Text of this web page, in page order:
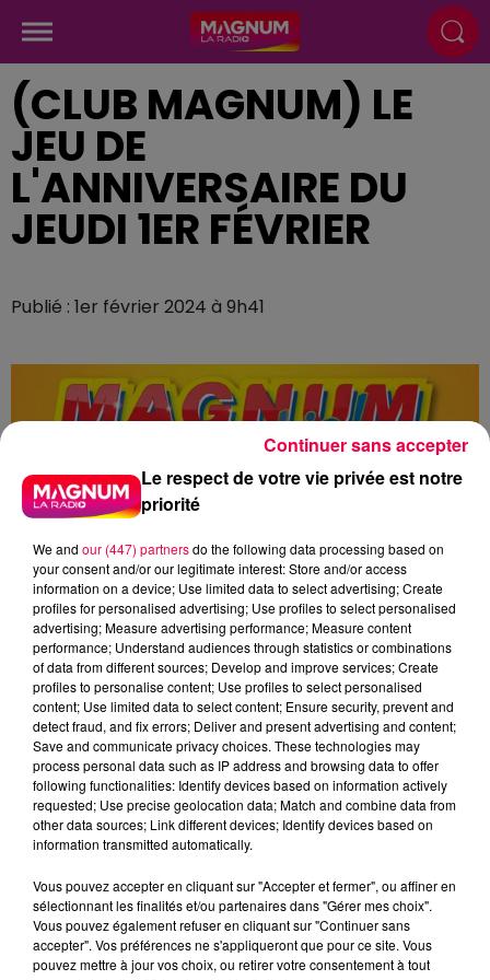
(CLUB MAGNUM) LE
JEU DE
L'ANNIVERSAIRE DU
JEUDI 1ER FÉVRIER
Publié : 1er février 2024 à 9h41
1er-fevrier.mp3
Le respect de votre vie privée est notre
priorité
We and our (447) partnersdo the following data processing based on
your consent and/or our legitimate interest: Store and/or access
information on a device; Use limited data to select advertising; Create
profiles for personalised advertising; Use profiles to select personalised
advertising; Measure advertising performance; Measure content
performance; Understand audiences through statistics or combinations
of data from different sources; Develop and improve services; Create
profiles to personalise content; Use profiles to select personalised
content; Use limited data to select content; Ensure security, prevent and
detect fraud, and fix errors; Deliver and present advertising and content;
Save and communicate privacy choices. These technologies may
process personal data such as IP address and browsing data to offer
following functionalities: Identify devices based on information actively
requested; Use precise geolocation data; Match and combine data from
other data sources; Link different devices; Identify devices based on
information transmitted automatically.
Vous pouvez accepter en cliquant sur "Accepter et fermer", ou affiner en
sélectionnant les finalités et/ou partenaires dans "Gérer mes choix".
Vous pouvez également refuser en cliquant sur "Continuer sans
accepter". Vos préférences ne s'appliqueront que pour ce site. Vous
pouvez mettre à jour vos choix, ou retirer votre consentement à tout
Continuer sans accepter